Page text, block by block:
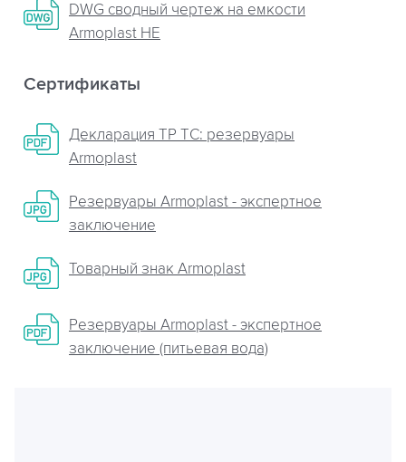
DWG сводный чертеж на емкости
Armoplast HE
Сертификаты
Декларация ТР ТС: резервуары
Armoplast
Резервуары Armoplast - экспертное
заключение
Товарный знак Armoplast
Резервуары Armoplast - экспертное
заключение (питьевая вода)